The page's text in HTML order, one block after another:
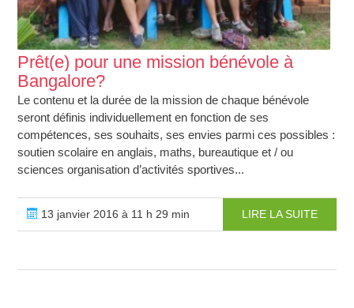
Prêt(e) pour une mission bénévole à
Bangalore?
Le contenu et la durée de la mission de chaque bénévole
seront définis individuellement en fonction de ses
compétences, ses souhaits, ses envies parmi ces possibles :
soutien scolaire en anglais, maths, bureautique et / ou
sciences organisation d’activités sportives...
13 janvier 2016 à 11 h 29 min LIRE LA SUITE